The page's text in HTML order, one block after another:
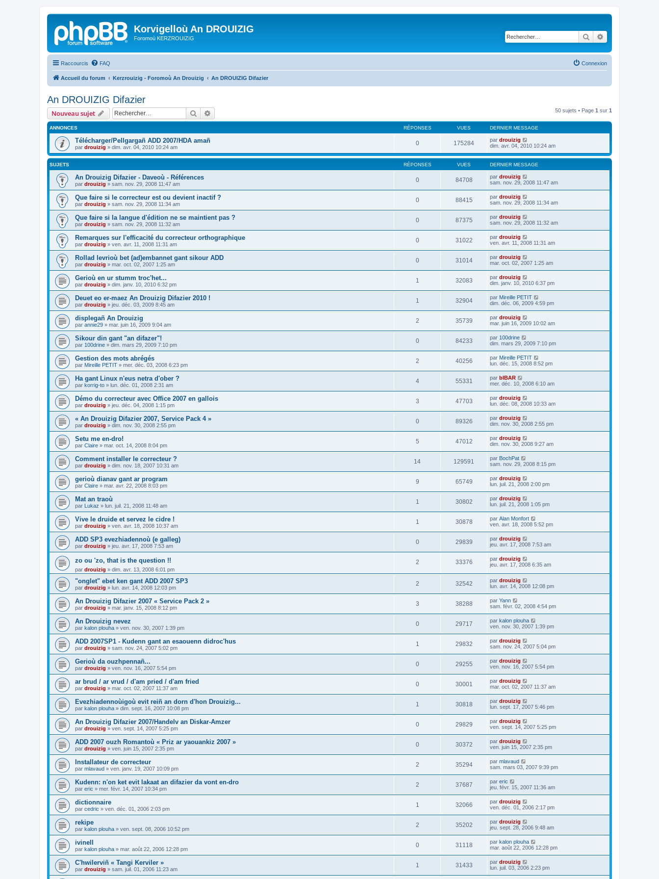
Korvigelloù An DROUIZIG
Foromoù KERZROUIZIG Rechercher
Raccourcis FAQ Connexion
Accueil du forum Kerzrouizig - Foromoù An Drouizig An DROUIZIG Difazier
An DROUIZIG Difazier
Nouveau sujet Rechercher 50 sujets • Page 1 sur 1
ANNONCES RÉPONSES VUES DERNIER MESSAGE
Télécharger/Pellgargañ ADD 2007/HDA amañ
par drouizig » dim. avr. 04, 2010 10:24 am
0 175284 par drouizig
dim. avr. 04, 2010 10:24 am
SUJETS RÉPONSES VUES DERNIER MESSAGE
An Drouizig Difazier - Daveoù - Références
par drouizig » sam. nov. 29, 2008 11:47 am
0 84708 par drouizig
sam. nov. 29, 2008 11:47 am
Que faire si le correcteur est ou devient inactif ?
par drouizig » sam. nov. 29, 2008 11:34 am
0 88415 par drouizig
sam. nov. 29, 2008 11:34 am
Que faire si la langue d'édition ne se maintient pas ?
par drouizig » sam. nov. 29, 2008 11:32 am
0 87375 par drouizig
sam. nov. 29, 2008 11:32 am
Remarques sur l'efficacité du correcteur orthographique
par drouizig » ven. avr. 11, 2008 11:31 am
0 31022 par drouizig
ven. avr. 11, 2008 11:31 am
Rollad levrioù bet (ad)embannet gant sikour ADD
par drouizig » mar. oct. 02, 2007 1:25 am
0 31014 par drouizig
mar. oct. 02, 2007 1:25 am
Gerioù en ur stumm troc'het...
par drouizig » dim. janv. 10, 2010 6:32 pm
1 32083 par drouizig
dim. janv. 10, 2010 6:37 pm
Deuet eo er-maez An Drouizig Difazier 2010 !
par drouizig » jeu. déc. 03, 2009 8:45 am
1 32904 par Mireille PETIT
dim. déc. 06, 2009 4:59 pm
displegañ An Drouizig
par annie29 » mar. juin 16, 2009 9:04 am
2 35739 par drouizig
mar. juin 16, 2009 10:02 am
Sikour din gant "an difazer"!
par 100drine » dim. mars 29, 2009 7:10 pm
0 84233 par 100drine
dim. mars 29, 2009 7:10 pm
Gestion des mots abrégés
par Mireille PETIT » mer. déc. 03, 2008 6:23 pm
2 40256 par Mireille PETIT
lun. déc. 15, 2008 8:52 pm
Ha gant Linux n'eus netra d'ober ?
par korrig-to » lun. déc. 01, 2008 2:31 am
4 55331 par bIBAR
mer. déc. 10, 2008 6:10 am
Démo du correcteur avec Office 2007 en gallois
par drouizig » jeu. déc. 04, 2008 1:15 pm
3 47703 par drouizig
lun. déc. 08, 2008 10:33 am
« An Drouizig Difazier 2007, Service Pack 4 »
par drouizig » dim. nov. 30, 2008 2:55 pm
0 89326 par drouizig
dim. nov. 30, 2008 2:55 pm
Setu me en-dro!
par Claire » mar. oct. 14, 2008 8:04 pm
5 47012 par drouizig
dim. nov. 30, 2008 9:27 am
Comment installer le correcteur ?
par drouizig » dim. nov. 18, 2007 10:31 am
14 129591 par BochPat
sam. nov. 29, 2008 8:15 pm
gerioù dianav gant ar program
par Claire » mar. avr. 22, 2008 8:03 pm
9 65749 par drouizig
lun. juil. 21, 2008 2:00 pm
Mat an traoù
par Lukaz » lun. juil. 21, 2008 11:48 am
1 30802 par drouizig
lun. juil. 21, 2008 1:05 pm
Vive le druide et servez le cidre !
par drouizig » ven. avr. 18, 2008 10:37 am
1 30878 par Alan Monfort
ven. avr. 18, 2008 5:52 pm
ADD SP3 evezhiadennoù (e galleg)
par drouizig » jeu. avr. 17, 2008 7:53 am
0 29839 par drouizig
jeu. avr. 17, 2008 7:53 am
zo ou 'zo, that is the question !!
par drouizig » dim. avr. 13, 2008 6:01 pm
2 33376 par drouizig
jeu. avr. 17, 2008 6:35 am
"onglet" ebet ken gant ADD 2007 SP3
par drouizig » lun. avr. 14, 2008 12:03 pm
2 32542 par drouizig
lun. avr. 14, 2008 12:08 pm
An Drouizig Difazier 2007 « Service Pack 2 »
par drouizig » mar. janv. 15, 2008 8:12 pm
3 38288 par Yann
sam. févr. 02, 2008 4:54 pm
An Drouizig nevez
par kalon plouha » ven. nov. 30, 2007 1:39 pm
0 29717 par kalon plouha
ven. nov. 30, 2007 1:39 pm
ADD 2007SP1 - Kudenn gant an esaouenn didroc'hus
par drouizig » sam. nov. 24, 2007 5:02 pm
1 29832 par drouizig
sam. nov. 24, 2007 5:04 pm
Gerioù da ouzhpennañ...
par drouizig » ven. nov. 16, 2007 5:54 pm
0 29255 par drouizig
ven. nov. 16, 2007 5:54 pm
ar brud / ar vrud / d'am pried / d'am fried
par drouizig » mar. oct. 02, 2007 11:37 am
0 30001 par drouizig
mar. oct. 02, 2007 11:37 am
Evezhiadennoùigoù evit reiñ an dorn d'hon Drouizig...
par kalon plouha » dim. sept. 16, 2007 10:08 pm
1 30818 par drouizig
lun. sept. 17, 2007 5:46 pm
An Drouizig Difazier 2007/Handelv an Diskar-Amzer
par drouizig » ven. sept. 14, 2007 5:25 pm
0 29829 par drouizig
ven. sept. 14, 2007 5:25 pm
ADD 2007 ouzh Romantoù « Priz ar yaouankiz 2007 »
par drouizig » ven. juin 15, 2007 2:35 pm
0 30372 par drouizig
ven. juin 15, 2007 2:35 pm
Installateur de correcteur
par mlavaud » ven. janv. 19, 2007 10:09 pm
2 35294 par mlavaud
sam. mars 03, 2007 9:39 pm
Kudenn: n'on ket evit lakaat an difazier da vont en-dro
par eric » mer. févr. 14, 2007 10:34 pm
2 37687 par eric
jeu. févr. 15, 2007 11:36 am
dictionnaire
par cedric » ven. déc. 01, 2006 2:03 pm
1 32066 par drouizig
ven. déc. 01, 2006 2:17 pm
rekipe
par kalon plouha » ven. sept. 08, 2006 10:52 pm
2 35202 par drouizig
jeu. sept. 28, 2006 9:48 am
ivinell
par kalon plouha » mar. août 22, 2006 12:28 pm
0 31118 par kalon plouha
mar. août 22, 2006 12:28 pm
C'hwilerviñ « Tangi Kerviler »
par drouizig » sam. juil. 01, 2006 11:23 am
1 31433 par drouizig
lun. juil. 03, 2006 2:23 pm